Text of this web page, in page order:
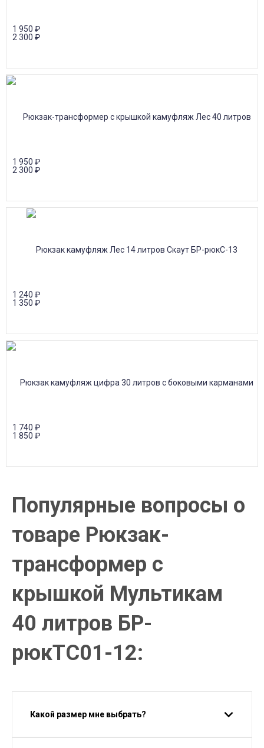
1 950 ₽
2 300 ₽
1 950 ₽
2 300 ₽
1 240 ₽
1 350 ₽
1 740 ₽
1 850 ₽
Популярные вопросы о
товаре Рюкзак-
трансформер с
крышкой Мультикам
40 литров БР-
рюкТС01-12:
Какой размер мне выбрать?